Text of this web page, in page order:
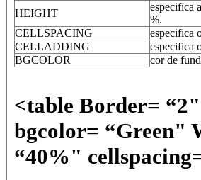
HEIGHT
especifica
%.
CELLSPACING
especifica
CELLADDING
especifica
BGCOLOR
cor de
<table Border=
bgcolor= “Green"
“40%"